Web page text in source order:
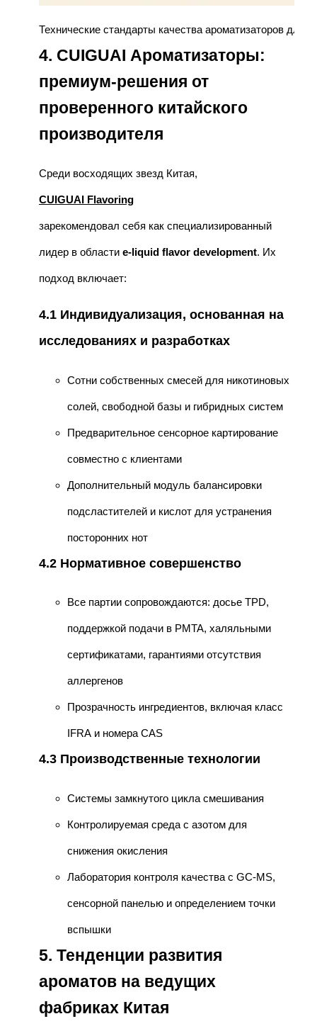
Технические стандарты качества ароматизаторов для
4. CUIGUAI Ароматизаторы:
премиум-решения от
проверенного китайского
производителя
Среди восходящих звезд Китая,
CUIGUAI Flavoring
зарекомендовал себя как специализированный
лидер в области e-liquid flavor development. Их
подход включает:
4.1 Индивидуализация, основанная на
исследованиях и разработках
Сотни собственных смесей для никотиновых
солей, свободной базы и гибридных систем
Предварительное сенсорное картирование
совместно с клиентами
Дополнительный модуль балансировки
подсластителей и кислот для устранения
посторонних нот
4.2 Нормативное совершенство
Все партии сопровождаются: досье TPD,
поддержкой подачи в PMTA, халяльными
сертификатами, гарантиями отсутствия
аллергенов
Прозрачность ингредиентов, включая класс
IFRA и номера CAS
4.3 Производственные технологии
Системы замкнутого цикла смешивания
Контролируемая среда с азотом для
снижения окисления
Лаборатория контроля качества с GC-MS,
сенсорной панелью и определением точки
вспышки
5. Тенденции развития
ароматов на ведущих
фабриках Китая